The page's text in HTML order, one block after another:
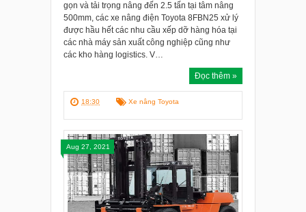
gọn và tải trọng nâng đến 2.5 tấn tại tâm nâng
500mm, các xe nâng điện Toyota 8FBN25 xử lý
được hầu hết các nhu cầu xếp dỡ hàng hóa tại
các nhà máy sản xuất công nghiệp cũng như
các kho hàng logistics. V…
Đọc thêm »
18:30 Xe nâng Toyota
Aug 27, 2021